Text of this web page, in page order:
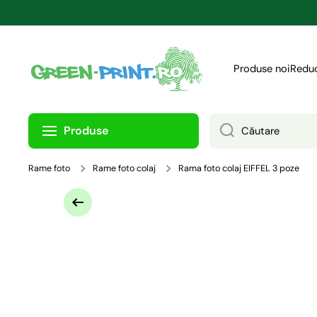
Produse noi
Produse Căutare
Rame foto Rame foto colaj Rama foto colaj EIFFEL 3 poze